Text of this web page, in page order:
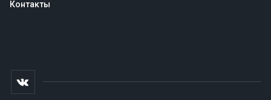
Контакты